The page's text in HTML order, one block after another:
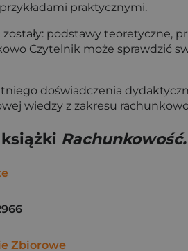
praktycznymi.
podstawy teoretyczne,
Czytelnik może
doświadczenia
wiedzy z zakresu
Zbiorowe